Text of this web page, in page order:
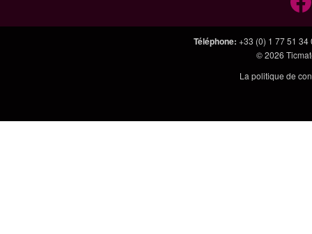
Téléphone: +33 (0) 1 77 51 34
© 2026
La politique de